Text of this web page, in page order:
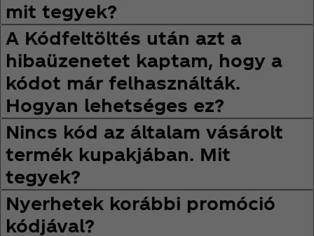
mit tegyek?
A Kódfeltöltés után azt a
hibaüzenetet kaptam, hogy a
kódot már felhasználták.
Hogyan lehetséges ez?
Nincs kód az általam vásárolt
termék kupakjában. Mit
tegyek?
Nyerhetek korábbi promóció
kódjával?